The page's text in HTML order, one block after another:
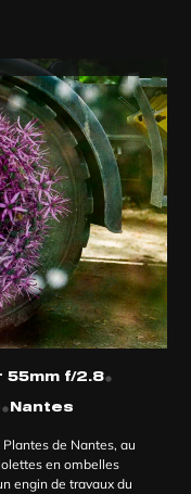
55mm f/2.8•
•Nantes
de Nantes, au
en ombelles
engin de travaux du